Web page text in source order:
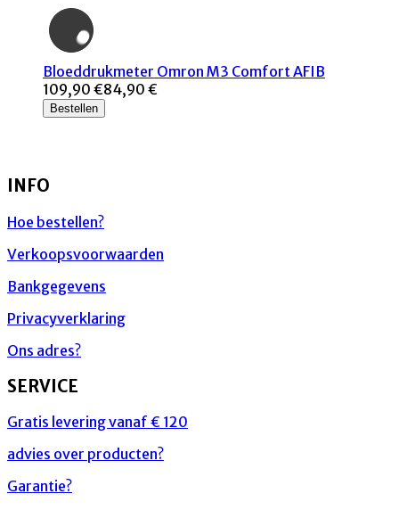
Bloeddrukmeter Omron M3 Comfort AFIB
109,90 €84,90 €
Bestellen
INFO
Hoe bestellen?
Verkoopsvoorwaarden
Bankgegevens
Privacyverklaring
Ons adres?
SERVICE
Gratis levering vanaf € 120
advies over producten?
Garantie?